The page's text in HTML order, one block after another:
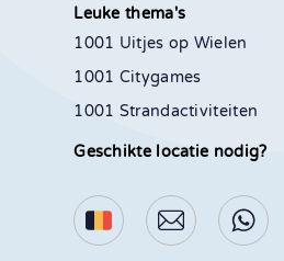
Leuke thema's
1001 Uitjes op Wielen
1001 Citygames
1001 Strandactiviteiten
Geschikte locatie nodig?